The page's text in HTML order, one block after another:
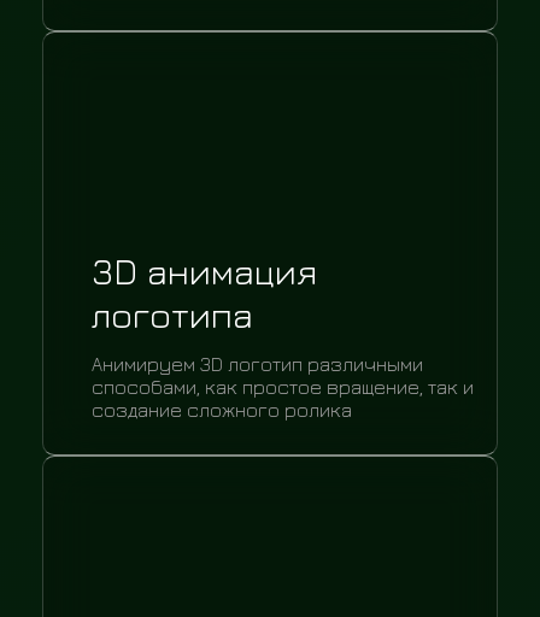
3D анимация
логотипа
Анимируем 3D логотип различными
способами, как простое вращение, так и
создание сложного ролика